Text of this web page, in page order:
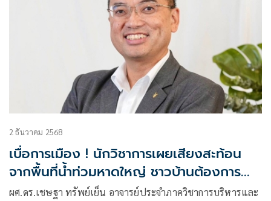
2 ธันวาคม 2568
เบื่อการเมือง ! นักวิชาการเผยเสียงสะท้อน
จากพื้นที่น้ำท่วมหาดใหญ่ ชาวบ้านต้องการ
ความร่วมมือมากกว่าความขัดแย้ง
ผศ.ดร.เชษฐา ทรัพย์เย็น อาจารย์ประจำภาควิชาการบริหารและ